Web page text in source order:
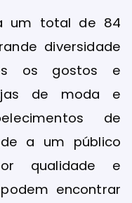
um total de 84
diversidade
os gostos e
de moda e
de
a um público
qualidade e
encontrar